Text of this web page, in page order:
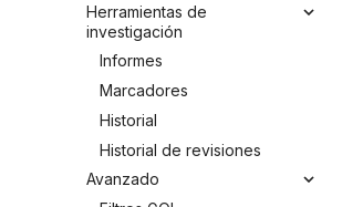
Herramientas de
investigación
Informes
Marcadores
Historial
Historial de revisiones
Avanzado